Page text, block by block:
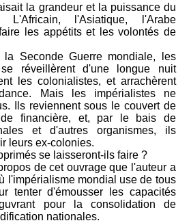
la grandeur et la puissance du
L'Africain, l'Asiatique, l'Arabe
les appétits et les volontés de
la Seconde Guerre mondiale, les
réveillèrent d'une longue nuit
les colonialistes, et arrachèrent
Mais les impérialistes ne
Ils reviennent sous le couvert de
financière, et, par le bais de
et d'autres organismes, ils
leurs ex-colonies.
se laisseront-ils faire ?
de cet ouvrage que l'auteur a
l'impérialisme mondial use de tous
tenter d'émousser les capacités
pour la consolidation de
nationales.